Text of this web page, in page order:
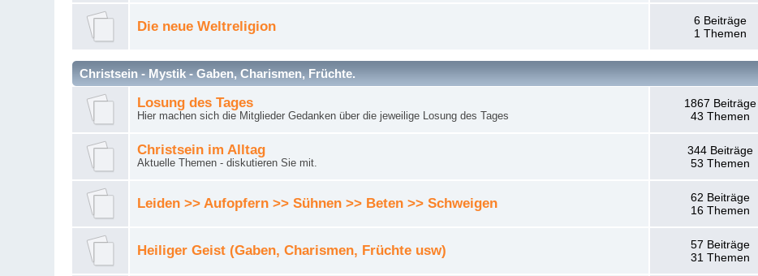
Die neue Weltreligion
6 Beiträge
1 Themen
Christsein - Mystik - Gaben, Charismen, Früchte.
Losung des Tages
Hier machen sich die Mitglieder Gedanken über die jeweilige Losung des Tages
1867 Beiträge
43 Themen
Christsein im Alltag
Aktuelle Themen - diskutieren Sie mit.
344 Beiträge
53 Themen
Leiden >> Aufopfern >> Sühnen >> Beten >> Schweigen
62 Beiträge
16 Themen
Heiliger Geist (Gaben, Charismen, Früchte usw)
57 Beiträge
31 Themen